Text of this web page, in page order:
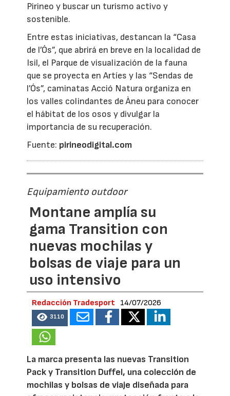
Pirineo y buscar un turismo activo y
sostenible.
Entre estas iniciativas, destancan la “Casa
de l’Ós”, que abrirá en breve en la localidad de
Isil, el Parque de visualización de la fauna
que se proyecta en Artíes y las “Sendas de
l’Ós”, caminatas Acció Natura organiza en
los valles colindantes de Àneu para conocer
el hábitat de los osos y divulgar la
importancia de su recuperación.
Fuente: pirineodigital.com
Equipamiento outdoor
Montane amplía su
gama Transition con
nuevas mochilas y
bolsas de viaje para un
uso intensivo
Redacción Tradesport 14/07/2026
3110
La marca presenta las nuevas Transition
Pack y Transition Duffel, una colección de
mochilas y bolsas de viaje diseñada para